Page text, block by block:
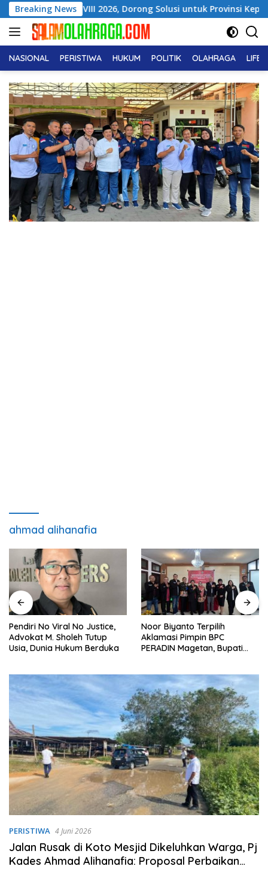
Langsung
ke
konten
Breaking News
VIII 2026, Dorong Solusi untuk Provinsi Kepulauan
NASIONAL PERISTIWA HUKUM POLITIK OLAHRAGA
ahmad alihanafia
Pendiri No Viral No Justice,
Advokat M. Sholeh Tutup
Usia, Dunia Hukum Berduka
Noor Biyanto Terpilih
Aklamasi Pimpin BPC
PERADIN Magetan, Bupati
PERISTIWA 4 Juni 2026
Jalan Rusak di Koto Mesjid Dikeluhkan Warga, Pj
Kades Ahmad Alihanafia: Proposal Perbaikan